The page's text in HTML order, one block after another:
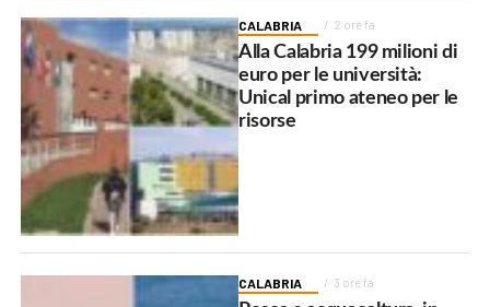
CALABRIA 2 ore fa
Alla Calabria 199 milioni di
euro per le università:
Unical primo ateneo per le
risorse
CALABRIA 3 ore fa